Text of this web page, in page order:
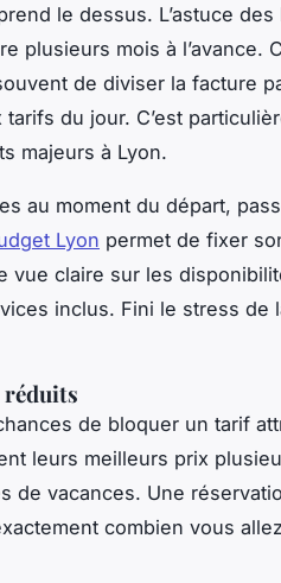
le dessus. L’astuce des
plusieurs mois à l’avance.
de diviser la facture
tarifs du jour. C’est
majeurs à Lyon.
au moment du départ,
Lyon permet de fixer
vue claire sur les
inclus. Fini le stress de
réduits
de bloquer un tarif
leurs meilleurs prix
de vacances. Une
combien vous